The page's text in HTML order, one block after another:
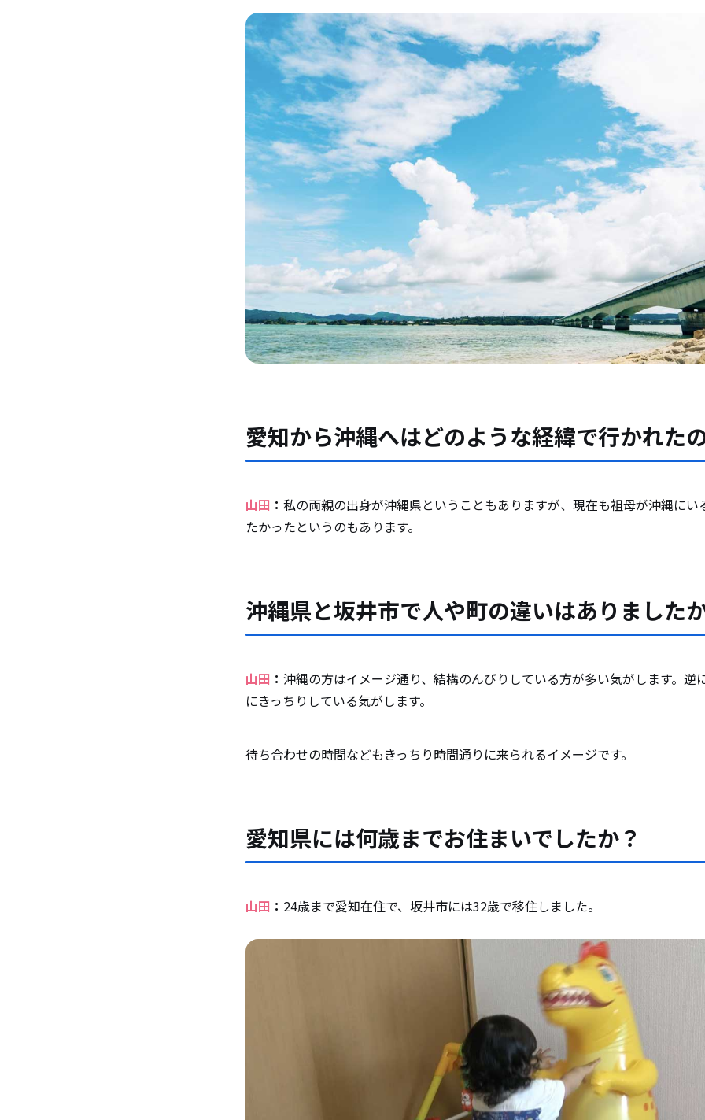
坂井市でお気に入りの場所はありますか？
坂井市での生活・子育て環境に不満や要望はありますか？
評価している点はどんなところですか？
愛知から沖縄へはどのような経緯で行かれた
山田 ： 私の両親の出身が沖縄県ということもありますが、現在も祖母が沖縄にい
たかったというのもあります。
沖縄県と坂井市で人や町の違いはありました
山田 ： 沖縄の方はイメージ通り、結構のんびりしている方が多い気がします。逆
にきっちりしている気がします。
待ち合わせの時間などもきっちり時間通りに来られるイメージです。
愛知県には何歳までお住まいでしたか？
山田 ： 24歳まで愛知在住で、坂井市には32歳で移住しました。